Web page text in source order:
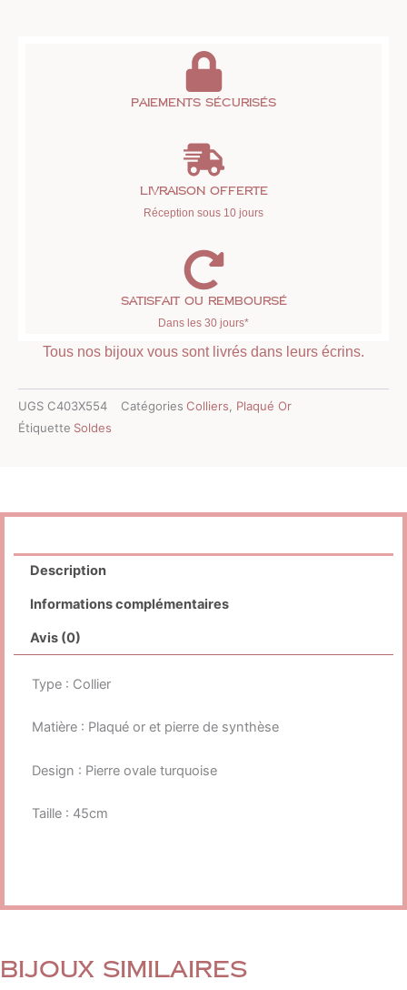
Paiements sécurisés
Livraison offerte
Réception sous 10 jours
Satisfait ou remboursé
Dans les 30 jours*
Tous nos bijoux vous sont livrés dans leurs écrins.
UGS C403X554 Catégories Colliers, Plaqué Or
Étiquette Soldes
Description
Informations complémentaires
Avis (0)
Type : Collier
Matière : Plaqué or et pierre de synthèse
Design : Pierre ovale turquoise
Taille : 45cm
Bijoux similaires